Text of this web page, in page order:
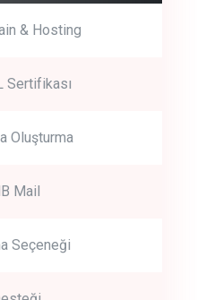
trial no credit card
& Hosting
Sertifikası
Oluşturma
Mail
Seçeneği